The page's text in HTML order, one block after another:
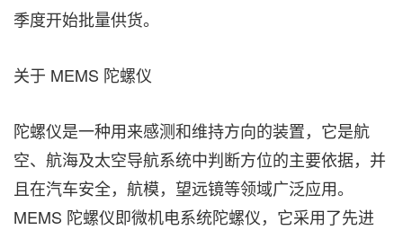
季度开始批量供货。
关于 MEMS 陀螺仪
陀螺仪是一种用来感测和维持方向的装置，它是航
空、航海及太空导航系统中判断方位的主要依据，并
且在汽车安全，航模，望远镜等领域广泛应用。
MEMS 陀螺仪即微机电系统陀螺仪，它采用了先进